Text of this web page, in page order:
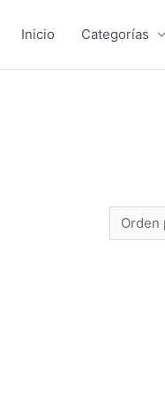
Inicio Categorías